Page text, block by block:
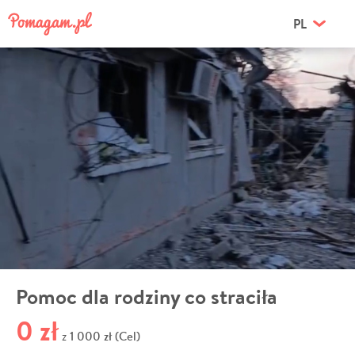
PL
Pomoc dla rodziny co straciła
0 zł z 1 000 zł (Cel)